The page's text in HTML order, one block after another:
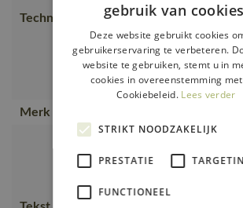
Technische tekst
perforatiezool. De
cambreur werkt
heeft een
Smalle overneus.
kniele
Merk
De versterkte teen
en de met TPU
kruipneus geven de
bescherming en
gebruik van
Deze website gebruikt cookies
gebruikerservaring te verbeteren.
website te gebruiken, stemt u in
cookies in overeenstemming
Cookiebeleid. Lees verder
STRIKT NOODZAKELIJK
PRESTATIE
FUNCTIONEEL